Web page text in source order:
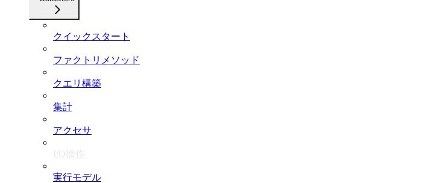
クイックスタート
ファクトリメソッド
クエリ構築
集計
アクセサ
I/O操作
実行モデル